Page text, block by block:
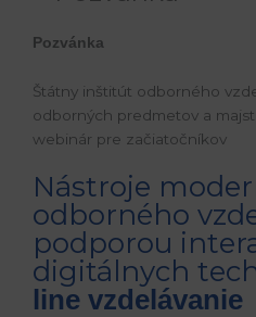
Pozvánka
Štátny inštitút odborného
odborných predmetov a
webinár pre začiatočníkov
Nástroje
odborného
podporou
digitálnych
line vzdelávanie